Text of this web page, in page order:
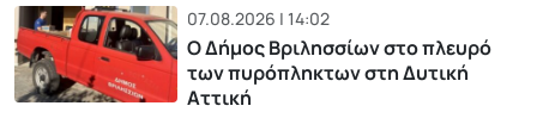
07.08.2026 | 14:02
Ο Δήμος Βριλησσίων στο πλευρό
των πυρόπληκτων στη Δυτική
Αττική